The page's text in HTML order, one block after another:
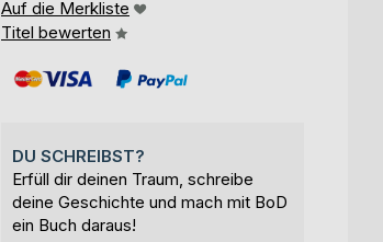
Auf die Merkliste
Titel bewerten
DU SCHREIBST?
Erfüll dir deinen Traum, schreibe
deine Geschichte und mach mit BoD
ein Buch daraus!